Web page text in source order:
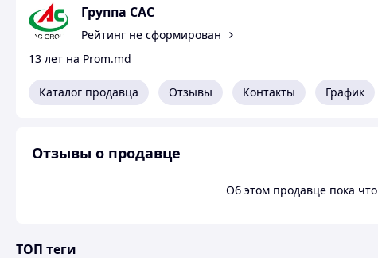
Группа CAC
Рейтинг не сформирован
13 лет на Prom.md
Каталог продавца Отзывы Контакты График
Отзывы о продавце
Об этом продавце пока
ТОП теги